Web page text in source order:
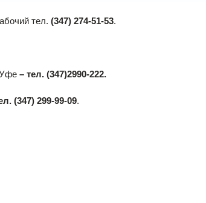
тел. (347) 274-51-53.
Уфе – тел. (347)2990-222.
(347) 299-99-09.